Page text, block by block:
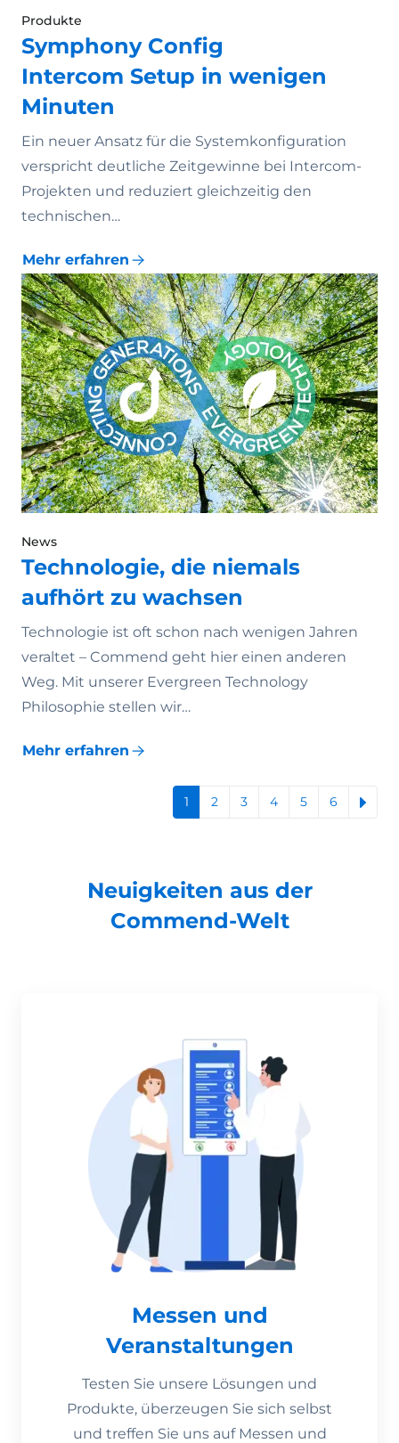
Produkte
Symphony Config
Intercom Setup in wenigen
Minuten
Ein neuer Ansatz für die Systemkonfiguration
verspricht deutliche Zeitgewinne bei Intercom-
Projekten und reduziert gleichzeitig den
technischen…
Mehr erfahren
News
Technologie, die niemals
aufhört zu wachsen
Technologie ist oft schon nach wenigen Jahren
veraltet – Commend geht hier einen anderen
Weg. Mit unserer Evergreen Technology
Philosophie stellen wir…
Mehr erfahren
1 2 3 4 5 6
Neuigkeiten aus der
Commend-Welt
Messen und
Veranstaltungen
Testen Sie unsere Lösungen und
Produkte, überzeugen Sie sich selbst
und treffen Sie uns auf Messen und